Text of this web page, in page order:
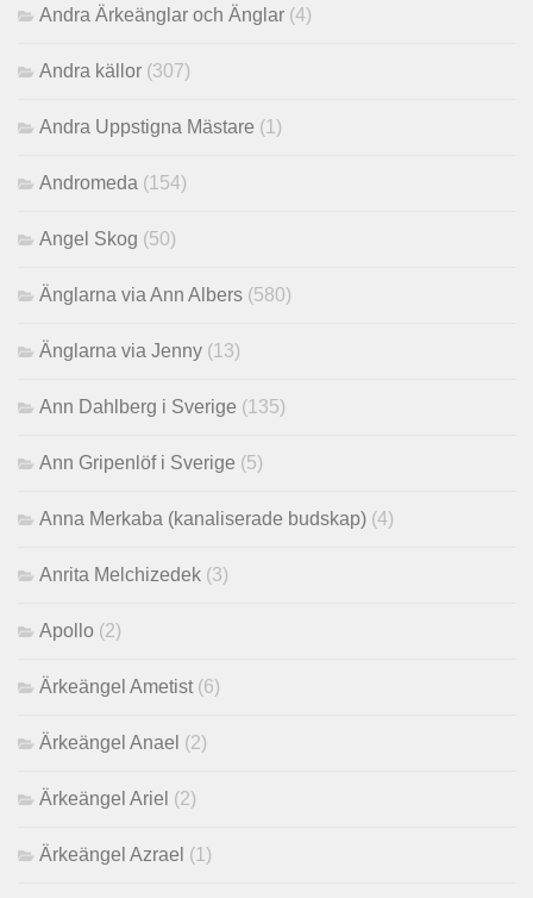
Andra Ärkeänglar och Änglar (4)
Andra källor (307)
Andra Uppstigna Mästare (1)
Andromeda (154)
Angel Skog (50)
Änglarna via Ann Albers (580)
Änglarna via Jenny (13)
Ann Dahlberg i Sverige (135)
Ann Gripenlöf i Sverige (5)
Anna Merkaba (kanaliserade budskap) (4)
Anrita Melchizedek (3)
Apollo (2)
Ärkeängel Ametist (6)
Ärkeängel Anael (2)
Ärkeängel Ariel (2)
Ärkeängel Azrael (1)